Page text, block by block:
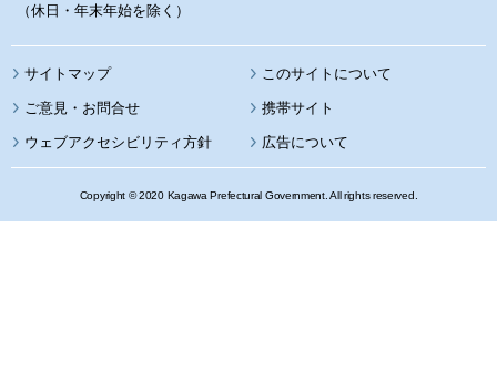
（休日・年末年始を除く）
サイトマップ このサイトについて
携帯サイト
ウェブアクセシビリティ方針 広告について
Copyright © 2020 Kagawa Prefectural Government. All rights reserved.